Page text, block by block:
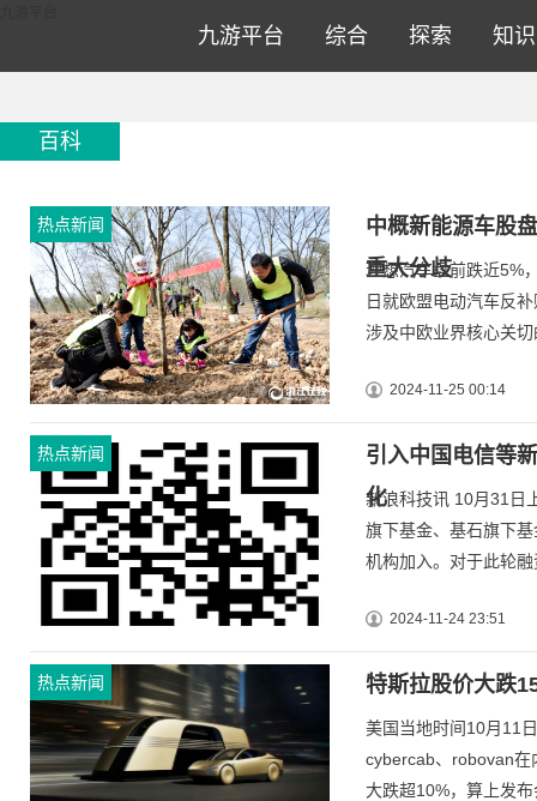
九游平台 综合 探索 知识
百科
热点新闻
中概新能源车股
重大分歧
理想汽车盘前跌近5%
日就欧盟电动汽车反
涉及中欧业界核心关
2024-11-25 00:14
热点新闻
引入中国电信等
化
新浪科技讯 10月31日
旗下基金、基石旗下
机构加入。对于此轮
2024-11-24 23:51
热点新闻 特斯拉股价大跌
美国当地时间10月11
cybercab、robovan在
大跌超10%，算上发